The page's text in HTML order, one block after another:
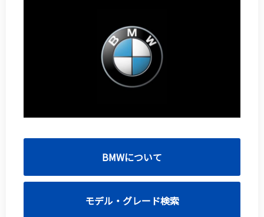
BMWについて
モデル・グレード検索